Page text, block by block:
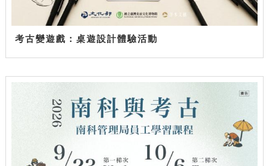
考古變遊戲：桌遊設計體驗活動